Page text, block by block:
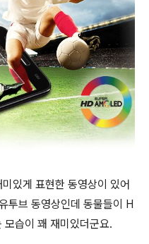
있게 표현한 동영상이 있어
투브 동영상인데 동물들이 H
모습이 꽤 재미있더군요.